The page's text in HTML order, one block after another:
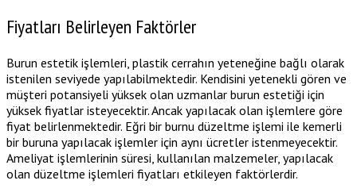
Fiyatları Belirleyen Faktörler
Burun estetik işlemleri, plastik cerrahın yeteneğine bağlı olarak
istenilen seviyede yapılabilmektedir. Kendisini yetenekli gören ve
müşteri potansiyeli yüksek olan uzmanlar burun estetiği için
yüksek fiyatlar isteyecektir. Ancak yapılacak olan işlemlere göre
fiyat belirlenmektedir. Eğri bir burnu düzeltme işlemi ile kemerli
bir buruna yapılacak işlemler için aynı ücretler istenmeyecektir.
Ameliyat işlemlerinin süresi, kullanılan malzemeler, yapılacak
olan düzeltme işlemleri fiyatları etkileyen faktörlerdir.